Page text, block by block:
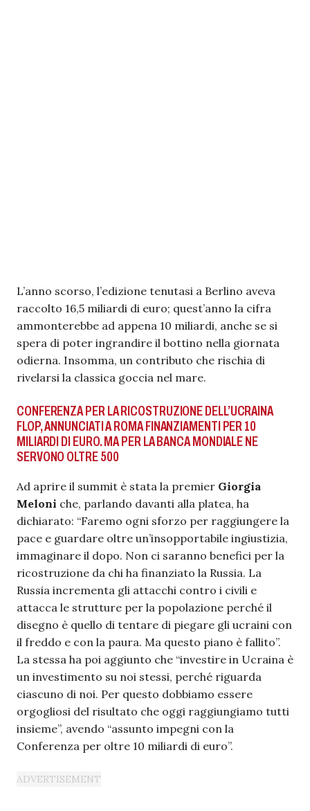
L’anno scorso, l’edizione tenutasi a Berlino aveva
raccolto 16,5 miliardi di euro; quest’anno la cifra
ammonterebbe ad appena 10 miliardi, anche se si
spera di poter ingrandire il bottino nella giornata
odierna. Insomma, un contributo che rischia di
rivelarsi la classica goccia nel mare.
CONFERENZA PER LA RICOSTRUZIONE DELL’UCRAINA
FLOP, ANNUNCIATI A ROMA FINANZIAMENTI PER 10
MILIARDI DI EURO. MA PER LA BANCA MONDIALE NE
SERVONO OLTRE 500
Ad aprire il summit è stata la premier Giorgia
Meloni che, parlando davanti alla platea, ha
dichiarato: “Faremo ogni sforzo per raggiungere la
pace e guardare oltre un’insopportabile ingiustizia,
immaginare il dopo. Non ci saranno benefici per la
ricostruzione da chi ha finanziato la Russia. La
Russia incrementa gli attacchi contro i civili e
attacca le strutture per la popolazione perché il
disegno è quello di tentare di piegare gli ucraini con
il freddo e con la paura. Ma questo piano è fallito”.
La stessa ha poi aggiunto che “investire in Ucraina è
un investimento su noi stessi, perché riguarda
ciascuno di noi. Per questo dobbiamo essere
orgogliosi del risultato che oggi raggiungiamo tutti
insieme”, avendo “assunto impegni con la
Conferenza per oltre 10 miliardi di euro”.